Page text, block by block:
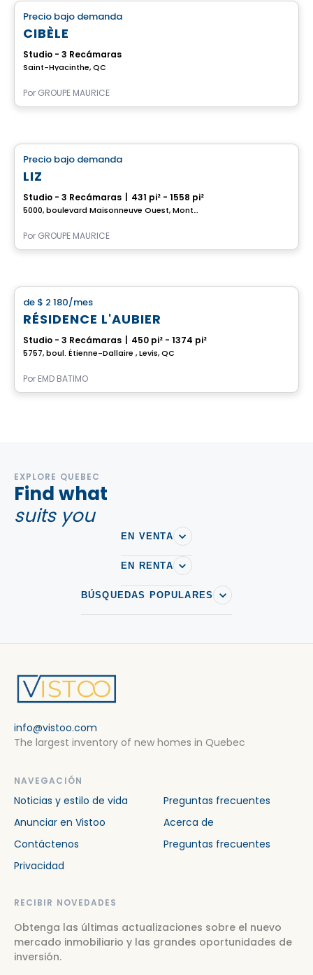
Precio bajo demanda
CIBÈLE
Studio - 3 Recámaras
Saint-Hyacinthe, QC
Por GROUPE MAURICE
Precio bajo demanda
LIZ
Studio - 3 Recámaras 431 pi² - 1558 pi²
5000, boulevard Maisonneuve Ouest, Montreal, QC
Por GROUPE MAURICE
de $ 2 180/mes
RÉSIDENCE L'AUBIER
Studio - 3 Recámaras 450 pi² - 1374 pi²
5757, boul. Étienne-Dallaire , Levis, QC
Por EMD BATIMO
EXPLORE QUEBEC
Find what
suits you
EN VENTA
EN RENTA
BÚSQUEDAS POPULARES
info@vistoo.com
The largest inventory of new homes in Quebec
NAVEGACIÓN
Noticias y estilo de vida
Preguntas frecuentes
Anunciar en Vistoo
Acerca de
Contáctenos
Preguntas frecuentes
Privacidad
RECIBIR NOVEDADES
Obtenga las últimas actualizaciones sobre el nuevo
mercado inmobiliario y las grandes oportunidades de
inversión.